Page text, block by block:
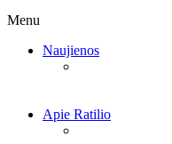
Menu
Naujienos
Apie Ratilio